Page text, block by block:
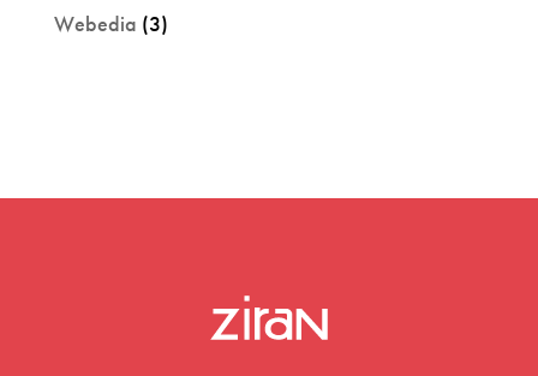
Webedia (3)